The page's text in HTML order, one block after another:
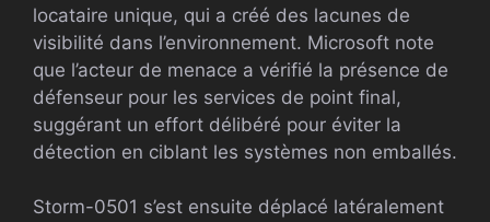
locataire unique, qui a créé des lacunes de
visibilité dans l’environnement. Microsoft note
que l’acteur de menace a vérifié la présence de
défenseur pour les services de point final,
suggérant un effort délibéré pour éviter la
détection en ciblant les systèmes non emballés.
Storm-0501 s’est ensuite déplacé latéralement